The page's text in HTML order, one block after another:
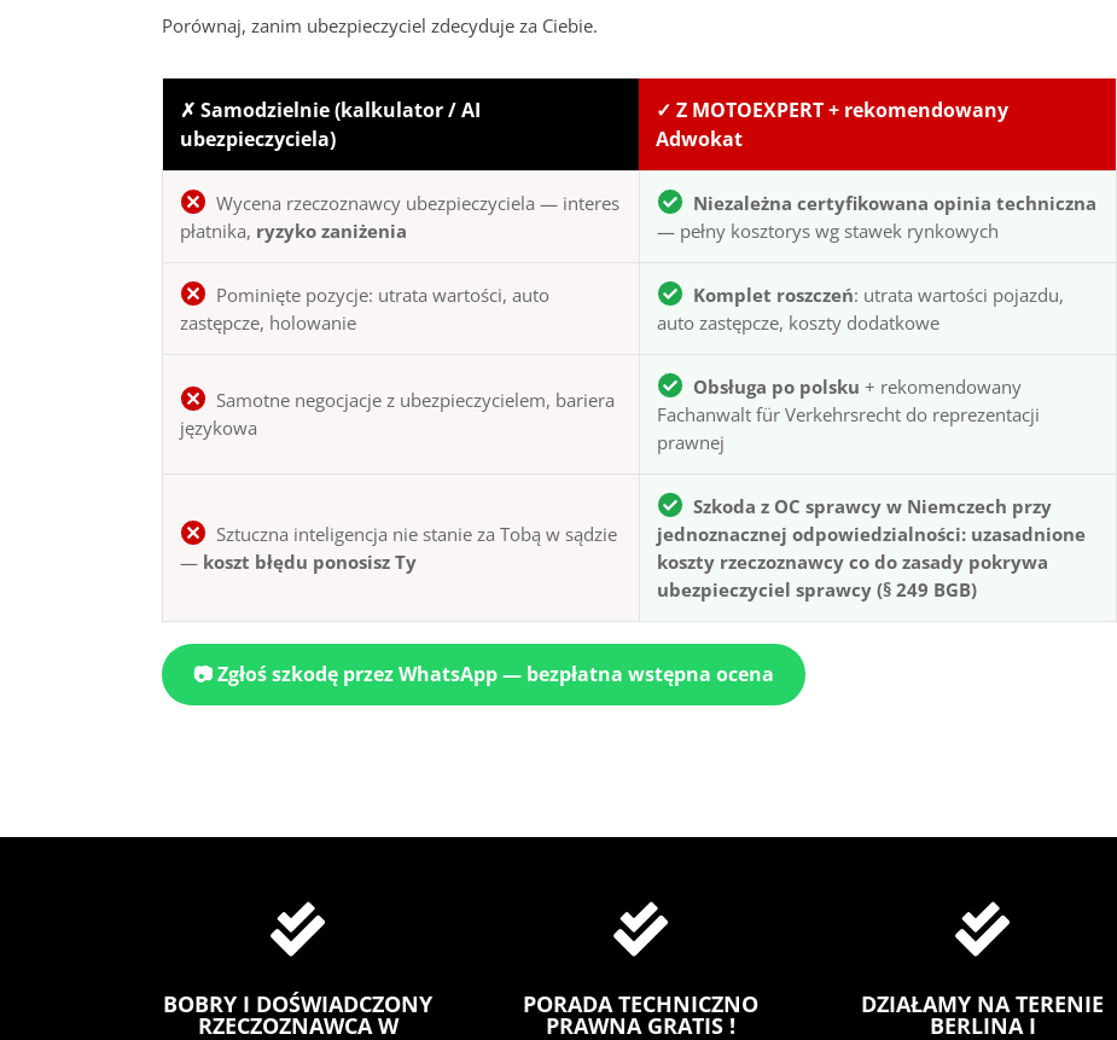
Porównaj, zanim ubezpieczyciel zdecyduje za Ciebie.
✗ Samodzielnie (kalkulator / AI
ubezpieczyciela)
✓ Z MOTOEXPERT + rekomendowany
Adwokat
Wycena rzeczoznawcy ubezpieczyciela — interes
płatnika, ryzyko zaniżenia
Niezależna certyfikowana opinia techniczna
— pełny kosztorys wg stawek rynkowych
Pominięte pozycje: utrata wartości, auto
zastępcze, holowanie
Komplet roszczeń: utrata wartości pojazdu,
auto zastępcze, koszty dodatkowe
Samotne negocjacje z ubezpieczycielem, bariera
językowa
Obsługa po polsku + rekomendowany
Fachanwalt für Verkehrsrecht do reprezentacji
prawnej
Sztuczna inteligencja nie stanie za Tobą w sądzie
— koszt błędu ponosisz Ty
Szkoda z OC sprawcy w Niemczech przy
jednoznacznej odpowiedzialności: uzasadnione
koszty rzeczoznawcy co do zasady pokrywa
ubezpieczyciel sprawcy (§ 249 BGB)
📷 Zgłoś szkodę przez WhatsApp — bezpłatna wstępna ocena

BOBRY I DOŚWIADCZONY
RZECZOZNAWCA W

PORADA TECHNICZNO
PRAWNA GRATIS !

DZIAŁAMY NA TERENIE
BERLINA I